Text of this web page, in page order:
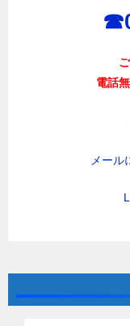
電話
メール